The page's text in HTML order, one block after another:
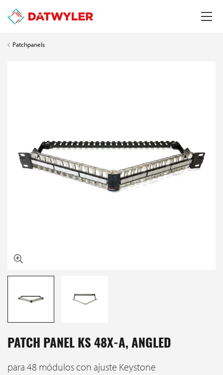
Patchpanels
PATCH PANEL KS 48X-A, ANGLED
para 48 módulos con ajuste Keystone